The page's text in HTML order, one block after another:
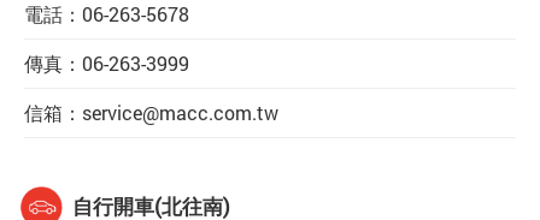
電話： 06-263-5678
傳真： 06-263-3999
信箱：service@macc.com.tw
自行開車(北往南)